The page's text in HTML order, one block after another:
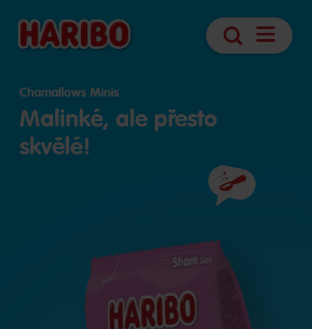
Vyhledávání
Otevřít
Chamallows Minis
Malinké, ale přesto
skvělé!
Složení